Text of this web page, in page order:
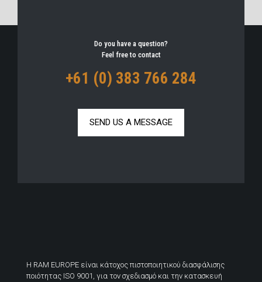
Do you have a question?
Feel free to contact
+61 (0) 383 766 284
SEND US A MESSAGE
H RAM EUROPE είναι κάτοχος πιστοποιητικού διασφάλισης
ποιότητας ISO 9001, για τον σχεδιασμό και την κατασκευή